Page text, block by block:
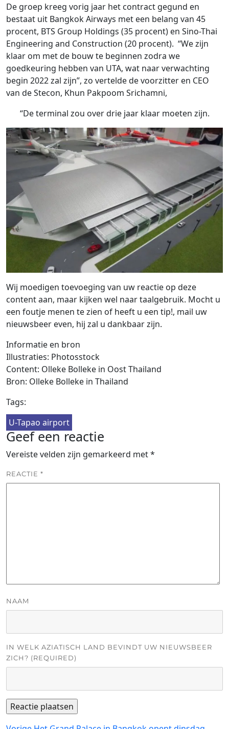
De groep kreeg vorig jaar het contract gegund en
bestaat uit Bangkok Airways met een belang van 45
procent, BTS Group Holdings (35 procent) en Sino-Thai
Engineering and Construction (20 procent). “We zijn
klaar om met de bouw te beginnen zodra we
goedkeuring hebben van UTA, wat naar verwachting
begin 2022 zal zijn”, zo vertelde de voorzitter en CEO
van de Stecon, Khun Pakpoom Srichamni,
“De terminal zou over drie jaar klaar moeten zijn.
Wij moedigen toevoeging van uw reactie op deze
content aan, maar kijken wel naar taalgebruik. Mocht u
een foutje menen te zien of heeft u een tip!, mail uw
nieuwsbeer even, hij zal u dankbaar zijn.
Informatie en bron
Illustraties: Photosstock
Content: Olleke Bolleke in Oost Thailand
Bron: Olleke Bolleke in Thailand
Tags:
U-Tapao airport
Geef een reactie
Vereiste velden zijn gemarkeerd met*
REACTIE *
NAAM
IN WELK AZIATISCH LAND BEVINDT UW NIEUWSBEER
ZICH? (REQUIRED)